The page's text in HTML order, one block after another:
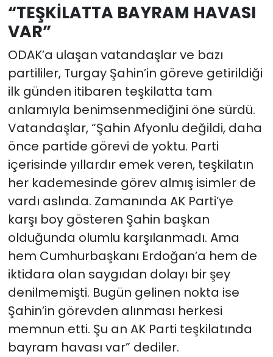
“TEŞKİLATTA BAYRAM HAVASI
VAR”
ODAK’a ulaşan vatandaşlar ve bazı
partililer, Turgay Şahin’in göreve getirildiği
ilk günden itibaren teşkilatta tam
anlamıyla benimsenmediğini öne sürdü.
Vatandaşlar, “Şahin Afyonlu değildi, daha
önce partide görevi de yoktu. Parti
içerisinde yıllardır emek veren, teşkilatın
her kademesinde görev almış isimler de
vardı aslında. Zamanında AK Parti’ye
karşı boy gösteren Şahin başkan
olduğunda olumlu karşılanmadı. Ama
hem Cumhurbaşkanı Erdoğan’a hem de
iktidara olan saygıdan dolayı bir şey
denilmemişti. Bugün gelinen nokta ise
Şahin’in görevden alınması herkesi
memnun etti. Şu an AK Parti teşkilatında
bayram havası var” dediler.